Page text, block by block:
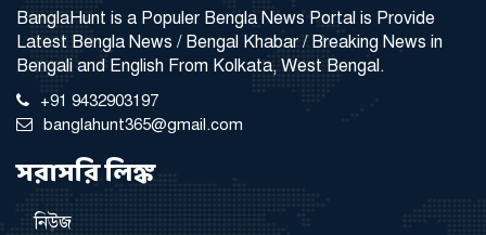
BanglaHunt is a Populer Bengla News Portal is Provide
Latest Bengla News / Bengal Khabar / Breaking News in
Bengali and English From Kolkata, West Bengal.
+91 9432903197
banglahunt365@gmail.com
সরাসরি লিঙ্ক
নিউজ